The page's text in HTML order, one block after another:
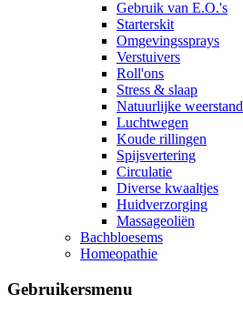
Gebruik van E.O.'s
Starterskit
Omgevingssprays
Verstuivers
Roll'ons
Stress & slaap
Natuurlijke weerstand
Luchtwegen
Koude rillingen
Spijsvertering
Circulatie
Diverse kwaaltjes
Huidverzorging
Massageoliën
Bachbloesems
Homeopathie
Gebruikersmenu